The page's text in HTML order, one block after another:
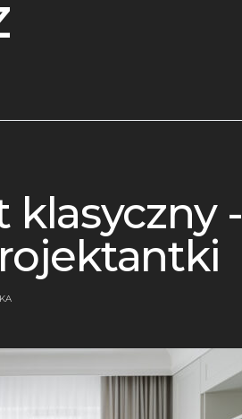
klasyczny -